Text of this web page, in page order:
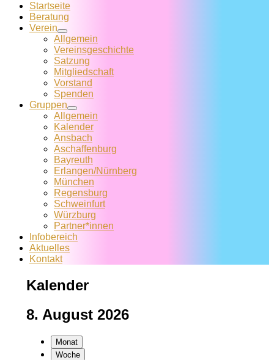
Startseite
Beratung
Verein
Allgemein
Vereins­geschichte
Satzung
Mitglied­schaft
Vorstand
Spenden
Gruppen
Allgemein
Kalender
Ansbach
Aschaffenburg
Bayreuth
Erlangen/Nürnberg
München
Regensburg
Schweinfurt
Würzburg
Partner*innen
Infobereich
Aktuelles
Kontakt
Kalender
8. August 2026
Monat
Woche